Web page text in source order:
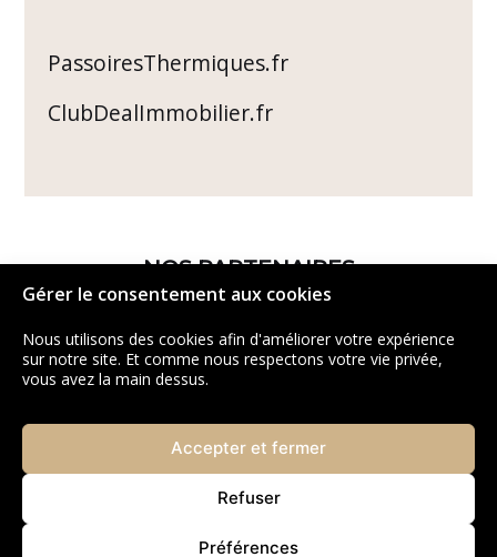
Gérer le consentement aux cookies
Nous utilisons des cookies afin d'améliorer votre expérience
sur notre site. Et comme nous respectons votre vie privée,
vous avez la main dessus.
Accepter et fermer
Refuser
Préférences
PassoiresThermiques.fr
ClubDealImmobilier.fr
NOS PARTENAIRES